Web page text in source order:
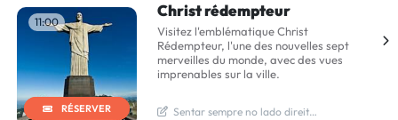
11:00
RÉSERVER
Christ rédempteur
Visitez l'emblématique Christ
Rédempteur, l'une des nouvelles sept
merveilles du monde, avec des vues
imprenables sur la ville.
Sentar sempre no lado direito do bondinho para apreciar a vista